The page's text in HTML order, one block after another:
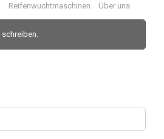
Reifenwuchtmaschinen Über uns